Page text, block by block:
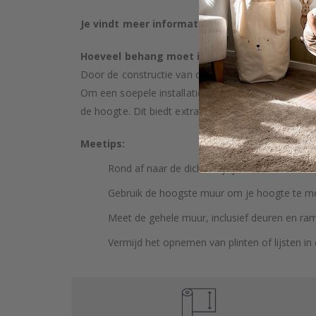
Je vindt meer informatie over onze
Hoeveel behang moet ik kopen?
Door de constructie van de muur en mogelijke
Om een soepele installatie te garanderen, raden
de hoogte. Dit biedt extra ruimte voor aanpassing
Meetips:
Rond af naar de dichtstbijzijnde hele
Gebruik de hoogste muur om je hoogte te
Meet de gehele muur, inclusief deuren en
Vermijd het opnemen van plinten of lijsten in